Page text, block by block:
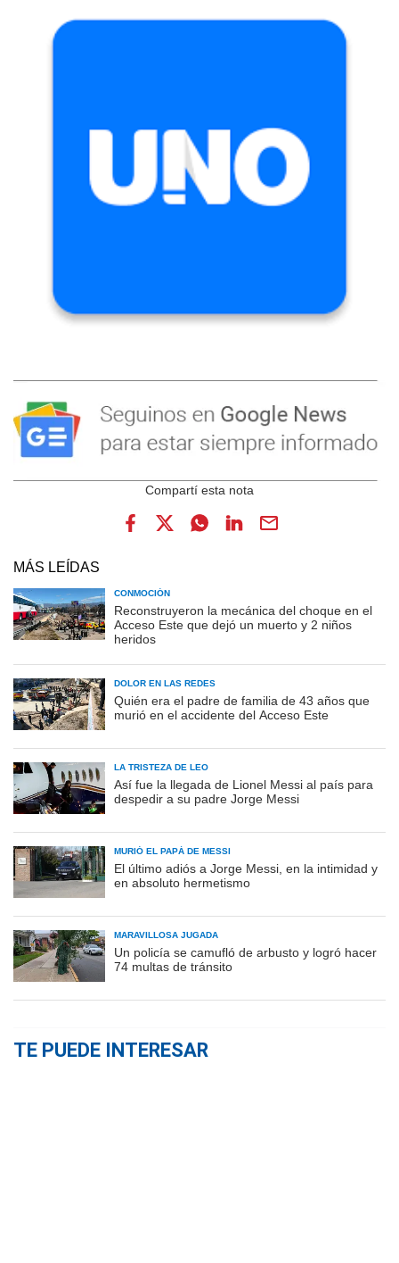
MÁS LEÍDAS
CONMOCIÓN
Reconstruyeron la mecánica del choque en el
Acceso Este que dejó un muerto y 2 niños
heridos
DOLOR EN LAS REDES
Quién era el padre de familia de 43 años que
murió en el accidente del Acceso Este
LA TRISTEZA DE LEO
Así fue la llegada de Lionel Messi al país para
despedir a su padre Jorge Messi
MURIÓ EL PAPÁ DE MESSI
El último adiós a Jorge Messi, en la intimidad y
en absoluto hermetismo
MARAVILLOSA JUGADA
Un policía se camufló de arbusto y logró hacer
74 multas de tránsito
TE PUEDE INTERESAR